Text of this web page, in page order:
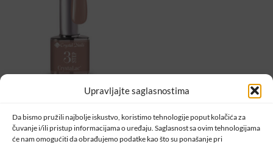
Upravljajte saglasnostima
Da bismo pružili najbolje iskustvo, koristimo tehnologije poput kolačića za
čuvanje i/ili pristup informacijama o uređaju. Saglasnost sa ovim tehnologijama
će nam omogućiti da obrađujemo podatke kao što su ponašanje pri
(8ml)
26,00KM